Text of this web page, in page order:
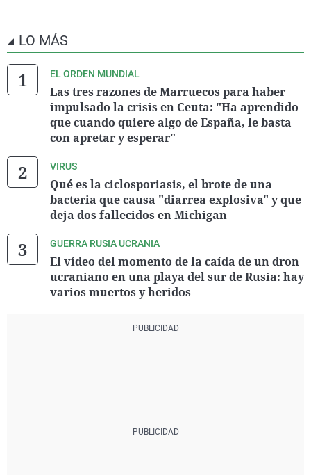
LO MÁS
EL ORDEN MUNDIAL
Las tres razones de Marruecos para haber
impulsado la crisis en Ceuta: "Ha aprendido
que cuando quiere algo de España, le basta
con apretar y esperar"
VIRUS
Qué es la ciclosporiasis, el brote de una
bacteria que causa "diarrea explosiva" y que
deja dos fallecidos en Michigan
GUERRA RUSIA UCRANIA
El vídeo del momento de la caída de un dron
ucraniano en una playa del sur de Rusia: hay
varios muertos y heridos